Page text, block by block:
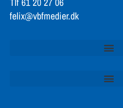
felix@vbfmedier.dk